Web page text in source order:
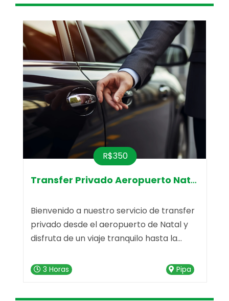
R$350
Transfer Privado Aeropuerto Natal-
Bienvenido a nuestro servicio de transfer
privado desde el aeropuerto de Natal y
disfruta de un viaje tranquilo hasta la
servicio de transfer está listo para hacer
3 Horas Pipa